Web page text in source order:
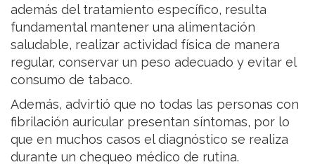
además del tratamiento específico, resulta
fundamental mantener una alimentación
saludable, realizar actividad física de manera
regular, conservar un peso adecuado y evitar el
consumo de tabaco.
Además, advirtió que no todas las personas con
fibrilación auricular presentan síntomas, por lo
que en muchos casos el diagnóstico se realiza
durante un chequeo médico de rutina.